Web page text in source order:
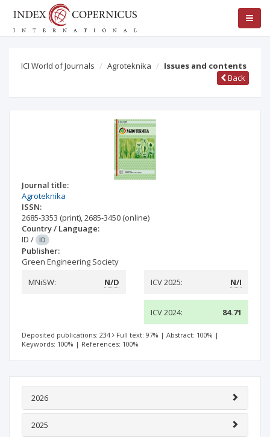
ICI World of Journals Agroteknika
Issues and contents
Back
Journal title:
Agroteknika
ISSN:
2685-3353 (print),2685-3450 (online)
Country / Language:
ID / ID
Publisher:
Green Engineering Society
MNiSW:
N/D ICV 2025: N/I
ICV 2024: 84.71
Deposited publications: 234 Full text: 97% | Abstract: 100% |
Keywords: 100% | References: 100%
2026
2025